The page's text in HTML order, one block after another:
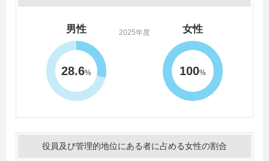
2025年度
男性
28.6%
女性
100%
役員及び管理的地位にある者に占める女性の割合